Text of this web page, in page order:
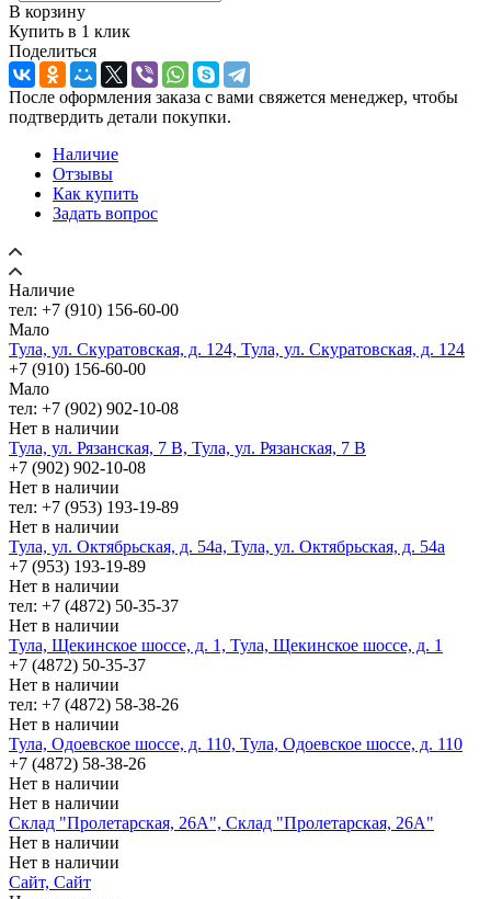
В корзину
Купить в 1 клик
Поделиться
После оформления заказа с вами свяжется менеджер, чтобы
подтвердить детали покупки.
Наличие
Отзывы
Как купить
Задать вопрос
Наличие
тел: +7 (910) 156-60-00
Мало
Тула, ул. Скуратовская, д. 124, Тула, ул. Скуратовская, д. 124
+7 (910) 156-60-00
Мало
тел: +7 (902) 902-10-08
Нет в наличии
Тула, ул. Рязанская, 7 В, Тула, ул. Рязанская, 7 В
+7 (902) 902-10-08
Нет в наличии
тел: +7 (953) 193-19-89
Нет в наличии
Тула, ул. Октябрьская, д. 54а, Тула, ул. Октябрьская, д. 54а
+7 (953) 193-19-89
Нет в наличии
тел: +7 (4872) 50-35-37
Нет в наличии
Тула, Щекинское шоссе, д. 1, Тула, Щекинское шоссе, д. 1
+7 (4872) 50-35-37
Нет в наличии
тел: +7 (4872) 58-38-26
Нет в наличии
Тула, Одоевское шоссе, д. 110, Тула, Одоевское шоссе, д. 110
+7 (4872) 58-38-26
Нет в наличии
Нет в наличии
Склад "Пролетарская, 26А", Склад "Пролетарская, 26А"
Нет в наличии
Нет в наличии
Сайт, Сайт